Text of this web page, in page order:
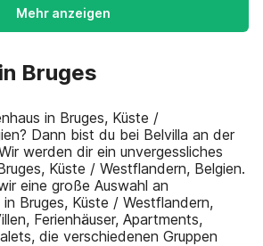
Mehr anzeigen
Bruges
in Bruges, Küste /
Dann bist du bei Belvilla an der
werden dir ein unvergessliches
Küste / Westflandern, Belgien.
eine große Auswahl an
Bruges, Küste / Westflandern,
Ferienhäuser, Apartments,
die verschiedenen Gruppen